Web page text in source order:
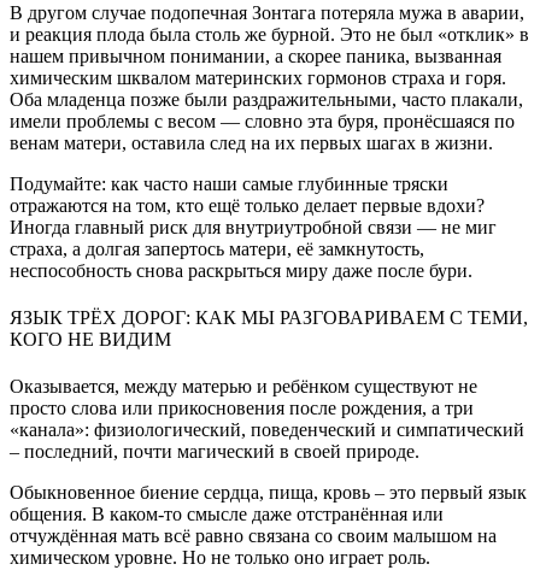
В другом случае подопечная Зонтага потеряла мужа в аварии,
и реакция плода была столь же бурной. Это не был «отклик» в
нашем привычном понимании, а скорее паника, вызванная
химическим шквалом материнских гормонов страха и горя.
Оба младенца позже были раздражительными, часто плакали,
имели проблемы с весом — словно эта буря, пронёсшаяся по
венам матери, оставила след на их первых шагах в жизни.
Подумайте: как часто наши самые глубинные тряски
отражаются на том, кто ещё только делает первые вдохи?
Иногда главный риск для внутриутробной связи — не миг
страха, а долгая запертось матери, её замкнутость,
неспособность снова раскрыться миру даже после бури.
ЯЗЫК ТРЁХ ДОРОГ: КАК МЫ РАЗГОВАРИВАЕМ С ТЕМИ,
КОГО НЕ ВИДИМ
Оказывается, между матерью и ребёнком существуют не
просто слова или прикосновения после рождения, а три
«канала»: физиологический, поведенческий и симпатический
– последний, почти магический в своей природе.
Обыкновенное биение сердца, пища, кровь – это первый язык
общения. В каком-то смысле даже отстранённая или
отчуждённая мать всё равно связана со своим малышом на
химическом уровне. Но не только оно играет роль.